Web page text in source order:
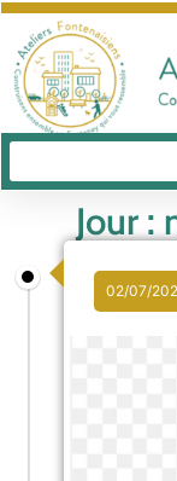
Jour :
02/07/